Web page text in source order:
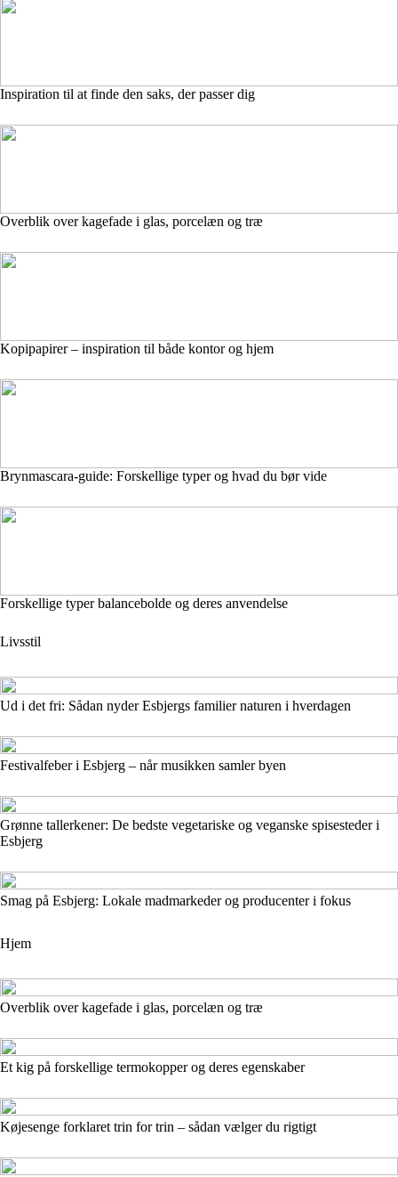
Inspiration til at finde den saks, der passer dig
Overblik over kagefade i glas, porcelæn og træ
Kopipapirer – inspiration til både kontor og hjem
Brynmascara-guide: Forskellige typer og hvad du bør vide
Forskellige typer balancebolde og deres anvendelse
Livsstil
Ud i det fri: Sådan nyder Esbjergs familier naturen i hverdagen
Festivalfeber i Esbjerg – når musikken samler byen
Grønne tallerkener: De bedste vegetariske og veganske spisesteder i
Esbjerg
Smag på Esbjerg: Lokale madmarkeder og producenter i fokus
Hjem
Overblik over kagefade i glas, porcelæn og træ
Et kig på forskellige termokopper og deres egenskaber
Køjesenge forklaret trin for trin – sådan vælger du rigtigt